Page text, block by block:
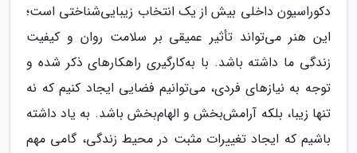
دکوراسیون داخلی بیش از یک انتخاب زیبایی‌شناختی است؛
این هنر می‌تواند تأثیر عمیقی بر سلامت روان و کیفیت
زندگی ما داشته باشد. با به‌کارگیری راهکارهای ذکر شده و
توجه به نیازهای فردی، می‌توانیم فضایی ایجاد کنیم که نه
تنها زیبا، بلکه آرامش‌بخش و الهام‌بخش باشد. به یاد داشته
باشیم که ایجاد تغییرات مثبت در محیط زندگی، گامی مهم